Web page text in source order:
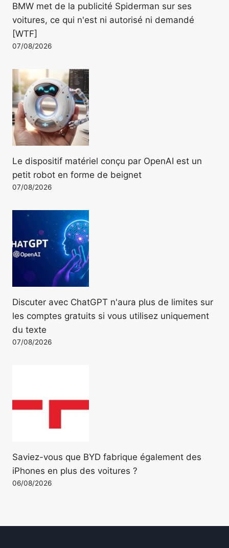
BMW met de la publicité Spiderman sur ses
voitures, ce qui n'est ni autorisé ni demandé
[WTF]
07/08/2026
Le dispositif matériel conçu par OpenAI est un
petit robot en forme de beignet
07/08/2026
Discuter avec ChatGPT n'aura plus de limites sur
les comptes gratuits si vous utilisez uniquement
du texte
07/08/2026
Saviez-vous que BYD fabrique également des
iPhones en plus des voitures ?
06/08/2026